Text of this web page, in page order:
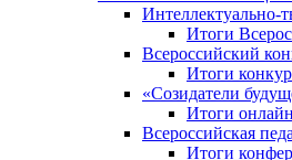
Итоги
Всероссийский
Итоги
«Cозидатели
Итоги
Всероссийская
Итоги